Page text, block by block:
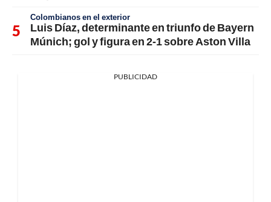
Colombianos en el exterior
Luis Díaz, determinante en triunfo de Bayern
Múnich; gol y figura en 2-1 sobre Aston Villa
PUBLICIDAD